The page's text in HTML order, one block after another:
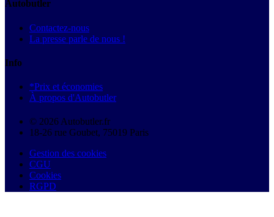
Autobutler
Contactez-nous
La presse parle de nous !
Info
*Prix et économies
À propos d'Autobutler
© 2026 Autobutler.fr
18-26 rue Goubet, 75019 Paris
Gestion des cookies
CGU
Cookies
RGPD